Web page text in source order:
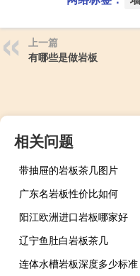
上一篇
有哪些是做岩板
相关问题
带抽屉的岩板茶几图片
广东名岩板性价比如何
阳江欧洲进口岩板哪家好
辽宁鱼肚白岩板茶几
连体水槽岩板深度多少标准